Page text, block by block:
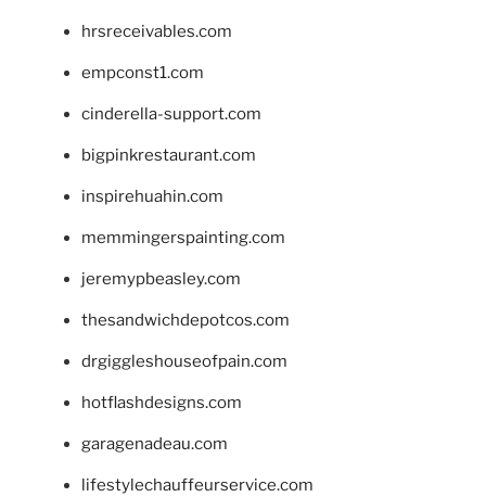
hrsreceivables.com
empconst1.com
cinderella-support.com
bigpinkrestaurant.com
inspirehuahin.com
memmingerspainting.com
jeremypbeasley.com
thesandwichdepotcos.com
drgiggleshouseofpain.com
hotflashdesigns.com
garagenadeau.com
lifestylechauffeurservice.com